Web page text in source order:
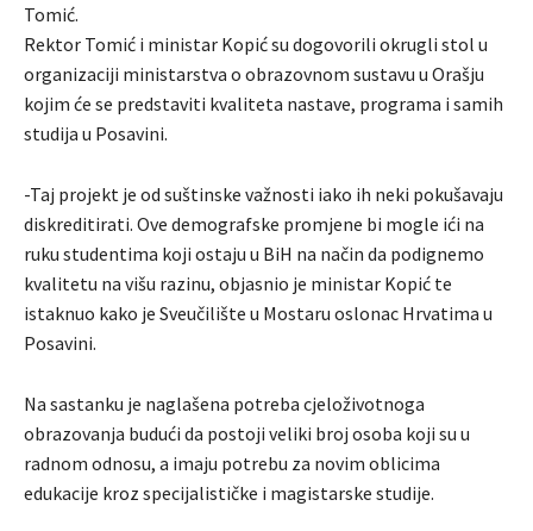
Tomić.
Rektor Tomić i ministar Kopić su dogovorili okrugli stol u
organizaciji ministarstva o obrazovnom sustavu u Orašju
kojim će se predstaviti kvaliteta nastave, programa i samih
studija u Posavini.
-Taj projekt je od suštinske važnosti iako ih neki pokušavaju
diskreditirati. Ove demografske promjene bi mogle ići na
ruku studentima koji ostaju u BiH na način da podignemo
kvalitetu na višu razinu, objasnio je ministar Kopić te
istaknuo kako je Sveučilište u Mostaru oslonac Hrvatima u
Posavini.
Na sastanku je naglašena potreba cjeloživotnoga
obrazovanja budući da postoji veliki broj osoba koji su u
radnom odnosu, a imaju potrebu za novim oblicima
edukacije kroz specijalističke i magistarske studije.